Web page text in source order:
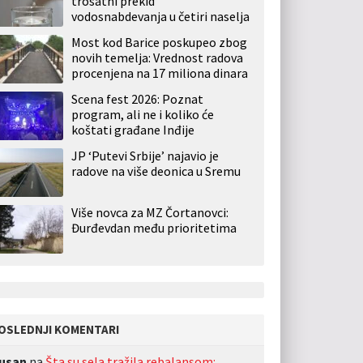
vodosnabdevanja u četiri naselja
Most kod Barice poskupeo zbog
novih temelja: Vrednost radova
procenjena na 17 miliona dinara
Scena fest 2026: Poznat
program, ali ne i koliko će
koštati građane Inđije
JP ‘Putevi Srbije’ najavio je
radove na više deonica u Sremu
Više novca za MZ Čortanovci:
Đurđevdan među prioritetima
KOMENTARI